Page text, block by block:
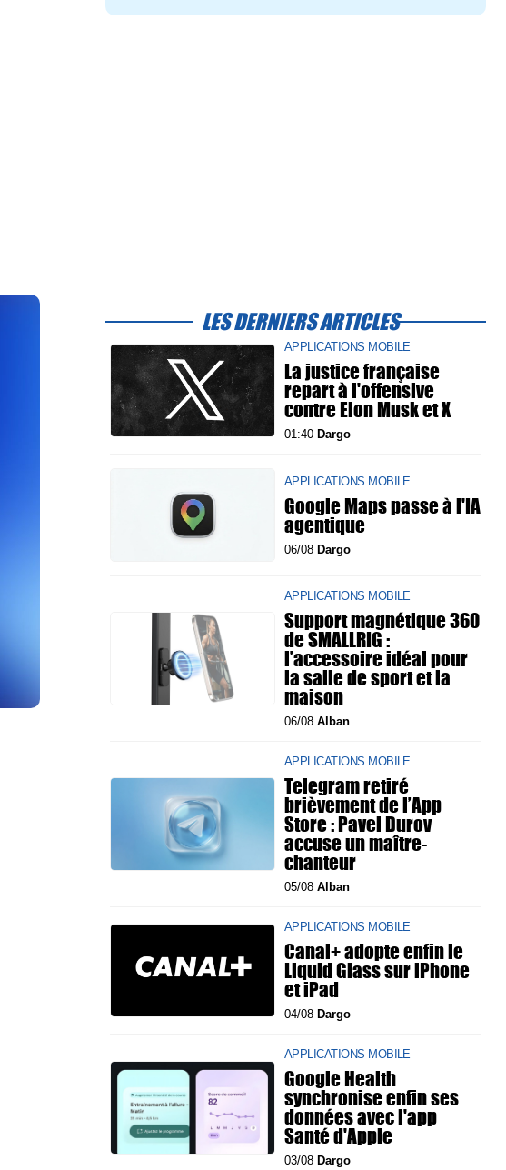
LES DERNIERS ARTICLES
APPLICATIONS MOBILE
La justice française
repart à l'offensive
contre Elon Musk et X
01:40 Dargo
APPLICATIONS MOBILE
Google Maps passe à l'IA
agentique
06/08 Dargo
APPLICATIONS MOBILE
Support magnétique 360
de SMALLRIG :
l’accessoire idéal pour
la salle de sport et la
maison
06/08 Alban
APPLICATIONS MOBILE
Telegram retiré
brièvement de l’App
Store : Pavel Durov
accuse un maître-
chanteur
05/08 Alban
APPLICATIONS MOBILE
Canal+ adopte enfin le
Liquid Glass sur iPhone
et iPad
04/08 Dargo
APPLICATIONS MOBILE
Google Health
synchronise enfin ses
données avec l'app
Santé d'Apple
03/08 Dargo